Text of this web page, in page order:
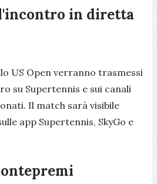
in diretta
US Open verranno trasmessi
su Supertennis e sui canali
Il match sarà visibile
app Supertennis, SkyGo e